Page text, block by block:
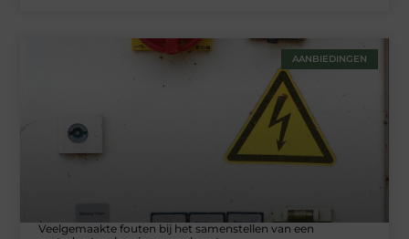
AANBIEDINGEN
Veelgemaakte fouten bij het samenstellen van een